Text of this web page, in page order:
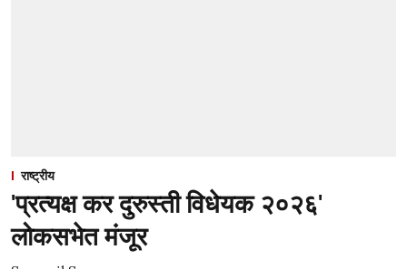
राष्ट्रीय
'प्रत्यक्ष कर दुरुस्ती विधेयक २०२६'
लोकसभेत मंजूर